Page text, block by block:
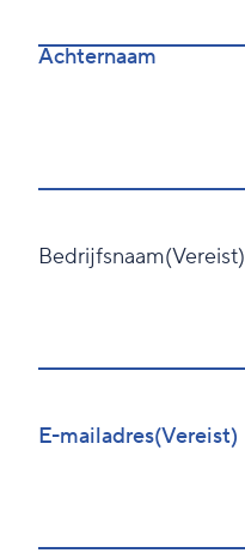
Achternaam
Bedrijfsnaam(Vereist)
E-mailadres(Vereist)